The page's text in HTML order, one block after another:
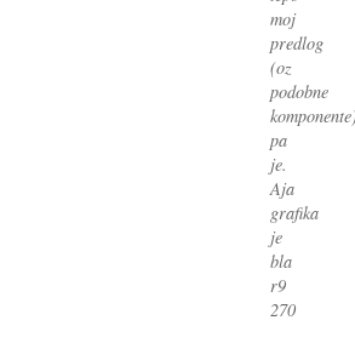
moj
predlog
(oz
podobne
komponente)
pa
je.
Aja
grafika
je
bla
r9
270